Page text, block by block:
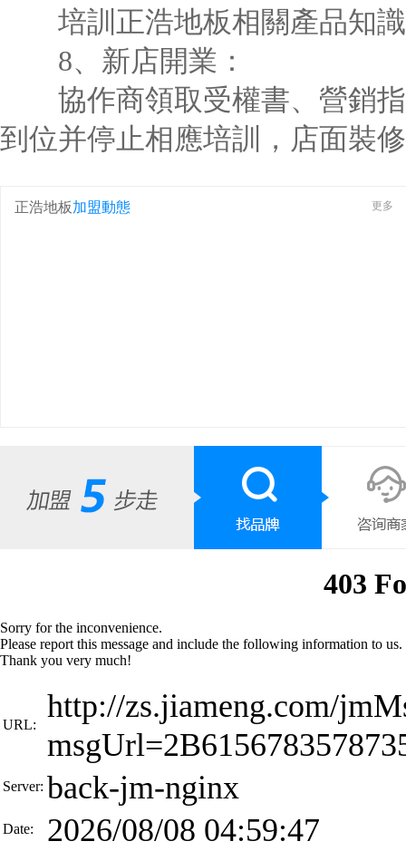
培訓正浩地板相關產品知識
8、新店開業：
協作商領取受權書、營銷指
到位并停止相應培訓，店面裝
正浩地板加盟動態 更多